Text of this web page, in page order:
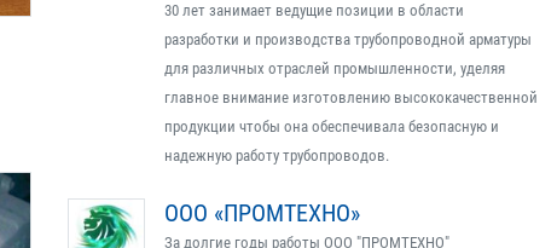
30 лет занимает ведущие позиции в области
разработки и производства трубопроводной арматуры
для различных отраслей промышленности, уделяя
главное внимание изготовлению высококачественной
продукции чтобы она обеспечивала безопасную и
надежную работу трубопроводов.
ООО «ПРОМТЕХНО»
За долгие годы работы ООО "ПРОМТЕХНО"